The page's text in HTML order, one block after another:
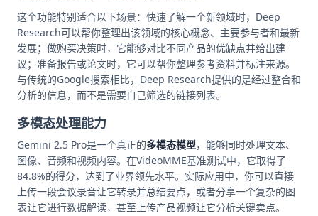
这个功能特别适合以下场景：快速了解一个新领域时，Deep
Research可以帮你整理出该领域的核心概念、主要参与者和最新
发展；做购买决策时，它能够对比不同产品的优缺点并给出建
议；准备报告或论文时，它可以帮你整理参考资料并标注来源。
与传统的Google搜索相比，Deep Research提供的是经过整合和
分析的信息，而不是需要自己筛选的链接列表。
多模态处理能力
Gemini 2.5 Pro是一个真正的多模态模型，能够同时处理文本、
图像、音频和视频内容。在VideoMME基准测试中，它取得了
84.8%的得分，达到了业界领先水平。实际应用中，你可以直接
上传一段会议录音让它转录并总结要点，或者分享一个复杂的图
表让它进行数据解读，甚至上传产品视频让它分析关键卖点。